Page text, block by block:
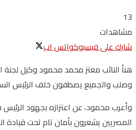
13
مشاهدات
شارك على فيسبوكواتس اب
هنأ النائب معتز محمد محمود وكيل
وصلب والجميع يصطفون خلف الرئيس
وأعرب محمود، عن اعتزازه بجهود الرئيس
المصريين يشعرون بأمان تام تحت قيادة